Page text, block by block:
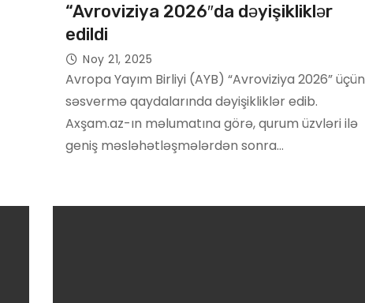
“Avroviziya 2026″da dəyişikliklər
edildi
Noy 21, 2025
Avropa Yayım Birliyi (AYB) “Avroviziya 2026” üçün
səsvermə qaydalarında dəyişikliklər edib.
Axşam.az-ın məlumatına görə, qurum üzvləri ilə
geniş məsləhətləşmələrdən sonra…